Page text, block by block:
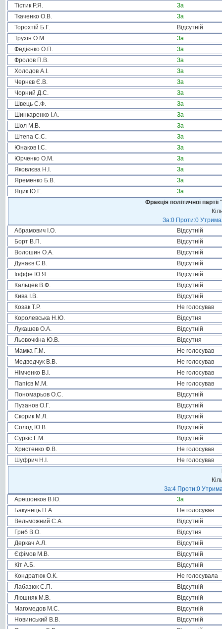
Тістик Р.Я.
За
Ткаченко О.В.
За
Торохтій Б.Г.
Відсутній
Трухін О.М.
За
Федієнко О.П.
За
Фролов П.В.
За
Холодов А.І.
За
Чернєв Є.В.
За
Чорний Д.С.
За
Швець С.Ф.
За
Шинкаренко І.А.
За
Шол М.В.
За
Штепа С.С.
За
Юнаков І.С.
За
Юрченко О.М.
За
Яковлєва Н.І.
За
Яременко Б.В.
За
Яцик Ю.Г.
За
Фракція політичної
За:0 Проти:0
Абрамович І.О.
Відсутній
Борт В.П.
Відсутній
Волошин О.А.
Відсутній
Дунаєв С.В.
Відсутній
Іоффе Ю.Я.
Відсутній
Кальцев В.Ф.
Відсутній
Кива І.В.
Відсутній
Козак Т.Р.
Не голосував
Королевська Н.Ю.
Відсутня
Лукашев О.А.
Відсутній
Льовочкіна Ю.В.
Відсутня
Мамка Г.М.
Не голосував
Медведчук В.В.
Не голосував
Німченко В.І.
Не голосував
Папієв М.М.
Не голосував
Пономарьов О.С.
Відсутній
Пузанов О.Г.
Відсутній
Скорик М.Л.
Відсутній
Солод Ю.В.
Відсутній
Суркіс Г.М.
Відсутній
Христенко Ф.В.
Не голосував
Шуфрич Н.І.
Не голосував
За:4 Проти:0
Арешонков В.Ю.
За
Бакунець П.А.
Не голосував
Вельможний С.А.
Відсутній
Гриб В.О.
Відсутня
Деркач А.Л.
Відсутній
Єфімов М.В.
Відсутній
Кіт А.Б.
Відсутній
Кондратюк О.К.
Не голосувала
Лабазюк С.П.
Відсутній
Люшняк М.В.
Відсутній
Магомедов М.С.
Відсутній
Новинський В.В.
Відсутній